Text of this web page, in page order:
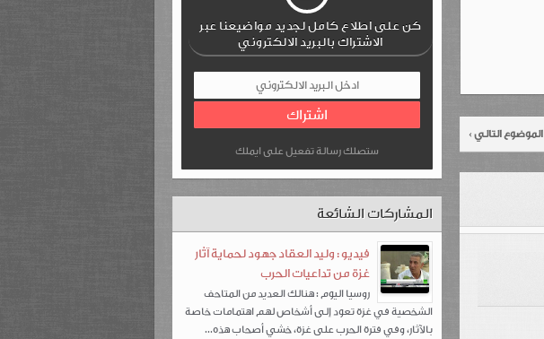
الموضوع التالي ›
كن على اطلاع كامل لجديد مواضيعنا عبر
الاشتراك بالبريد الالكتروني
ستصلك رسالة تفعيل على ايملك
المشاركات الشائعة
فيديو : وليد العقاد جهود لحماية آثار
غزة من تداعيات الحرب
روسيا اليوم : هنالك العديد من المتاحف
الشخصية في غزة تعود إلى أشخاص لهم اهتمامات خاصة
بالآثار، وفي فترة الحرب على غزة، خشي أصحاب هذه...